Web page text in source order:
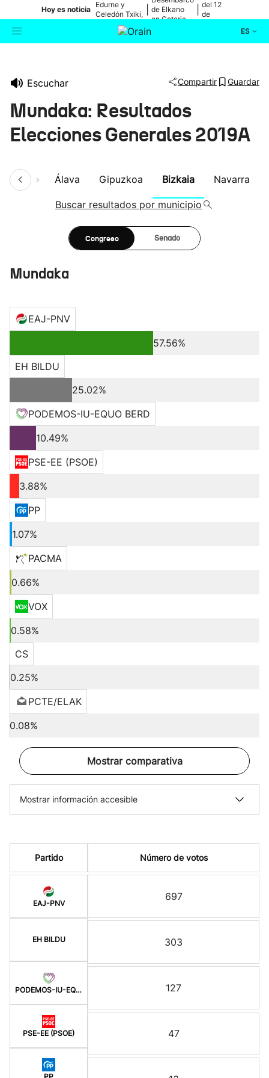
Hoy es noticia
Edurne y
Celedón Txiki,
en directo
de Elkano
en Getaria
del 12
de
ES
Escuchar Compartir Guardar
Mundaka: Resultados
Elecciones Generales 2019A
Álava Gipuzkoa Bizkaia Navarra
Buscar resultados por municipio
Congreso Senado
Mundaka
EAJ-PNV
57.56%
EH BILDU
25.02%
PODEMOS-IU-EQUO BERD
10.49%
PSE-EE (PSOE)
3.88%
PP
1.07%
PACMA
0.66%
VOX
0.58%
CS
0.25%
PCTE/ELAK
0.08%
Mostrar comparativa
Mostrar información accesible
Partido
EAJ-PNV
EH BILDU
PODEMOS-IU-EQUO BERD
PSE-EE (PSOE)
PP
Número de votos
697
303
127
47